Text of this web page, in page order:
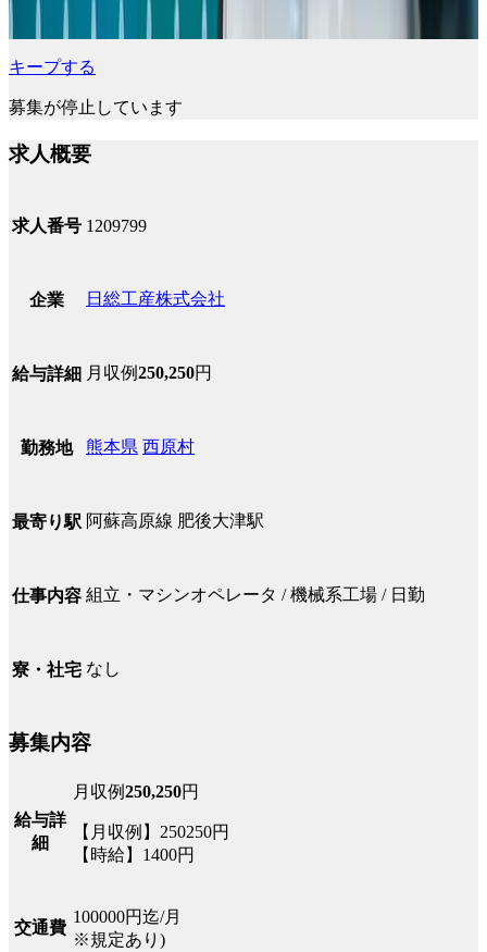
キープする
募集が停止しています
求人概要
求人番号 1209799
企業 日総工産株式会社
給与詳細 月収例250,250円
勤務地 熊本県 西原村
最寄り駅 阿蘇高原線 肥後大津駅
仕事内容 組立・マシンオペレータ / 機械系工場 / 日勤
寮・社宅 なし
募集内容
給与詳
細
月収例250,250円
【月収例】250250円
【時給】1400円
交通費
100000円迄/月
※規定あり)